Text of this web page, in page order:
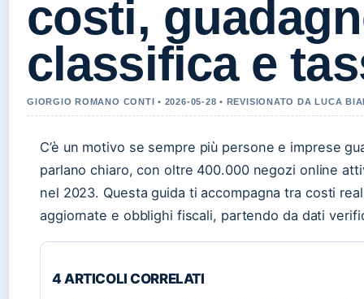
costi,
classifica e
GIORGIO ROMANO CONTI • 2026-05-28 • REVISIONATO DA LUCA
C’è un motivo se sempre più persone e imprese
parlano chiaro, con oltre 400.000 negozi online
nel 2023. Questa guida ti accompagna tra costi
aggiornate e obblighi fiscali, partendo da dati
4 ARTICOLI CORRELATI